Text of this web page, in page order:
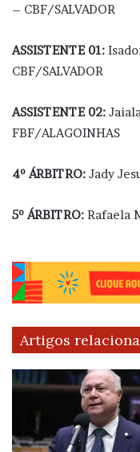
– CBF/SALVADOR
ASSISTENTE 01:
CBF/SALVADOR
ASSISTENTE 02:
FBF/ALAGOINHAS
4º ÁRBITRO: Jady
5º ÁRBITRO: Rafaela
Artigos